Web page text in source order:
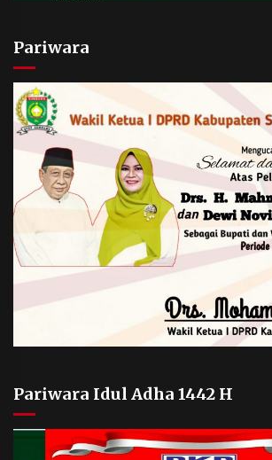
Pariwara
Pariwara Idul Adha 1442 H